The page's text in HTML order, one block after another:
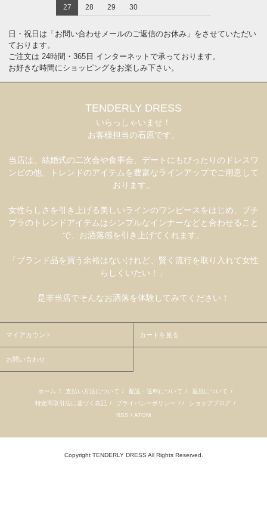
27
28 29 30
日・祝日は「お問い合わせメールのご返信のお休み」をさせていただい
ております。
ご注文は 24時間・365日 インターネットで承っております。
お好きな時間にショッピングをお楽しみ下さい。
TENDERLY DRESS
いらっしゃいませ！
お客様担当の石原です。
当店は、結婚式の二次会や食事会、デートにもぴったりのドレスワ
ンピの他、トレンドのアイテムを豊富なラインアップでご用意して
おります。
女性らしさを引き上げる美しいラインのワンピースをはじめ、プチ
プラのトレンドアイテムはシンプルなインナーなどと合わせること
で、お洒落感を引き上げてくれます。
「ブランド品を買う余裕はないけれど、賢く流行を取り入れて女性
らしくいたい！」
是非当店でそんなお洒落を体験してみてください！
マイアカウント カートを見る
お問い合わせ
ホーム / 支払い方法について / 配送・送料について / 返品について /
特定商取引法に基づく表記 / プライバシーポリシー / / ショップブログ /
RSS / ATOM
Copyright TENDERLY DRESS All Rights Reserved.